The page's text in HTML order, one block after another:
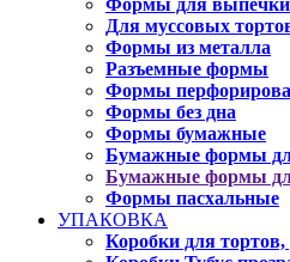
Формы для выпечки
Для муссовых
Формы из металла
Разъемные формы
Формы
Формы без дна
Формы бумажные
Бумажные формы
Бумажные формы
Формы пасхальные
УПАКОВКА
Коробки для тортов,